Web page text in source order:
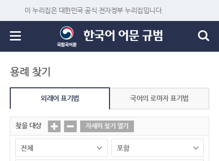
이 누리집은 대한민국 공식 전자정부 누리집입니다.
용례 찾기
외래어 표기법 국어의 로마자 표기법
찾을 대상 자세히 찾기 열기